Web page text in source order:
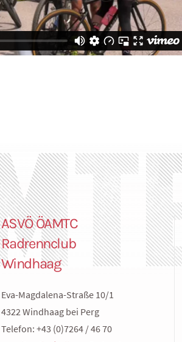
ASVÖ ÖAMTC
Radrennclub
Windhaag
Eva-Magdalena-Straße 10/1
4322 Windhaag bei Perg
Telefon: +43 (0)7264 / 46 70